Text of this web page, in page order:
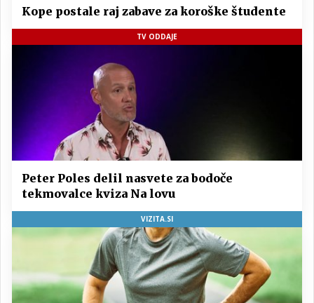
Kope postale raj zabave za koroške študente
TV ODDAJE
Peter Poles delil nasvete za bodoče
tekmovalce kviza Na lovu
VIZITA.SI